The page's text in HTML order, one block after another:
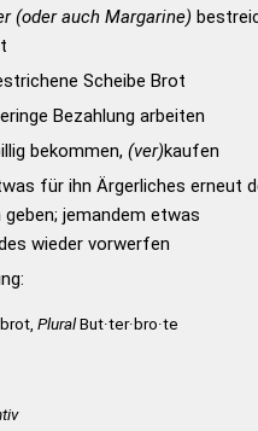
(oder auch Margarine)
Scheibe Brot
Bezahlung arbeiten
bekommen, (ver)kaufen
für ihn Ärgerliches erneut
jemandem etwas
wieder vorwerfen
PluralBut·ter·bro·te